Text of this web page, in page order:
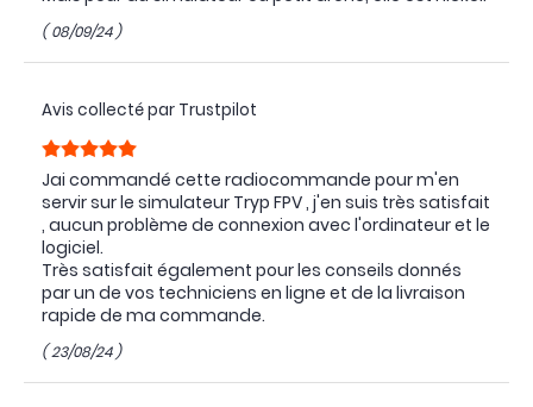
( 08/09/24 )
Avis collecté par Trustpilot
Jai commandé cette radiocommande pour m'en
servir sur le simulateur Tryp FPV , j'en suis très satisfait
, aucun problème de connexion avec l'ordinateur et le
logiciel.
Très satisfait également pour les conseils donnés
par un de vos techniciens en ligne et de la livraison
rapide de ma commande.
( 23/08/24 )